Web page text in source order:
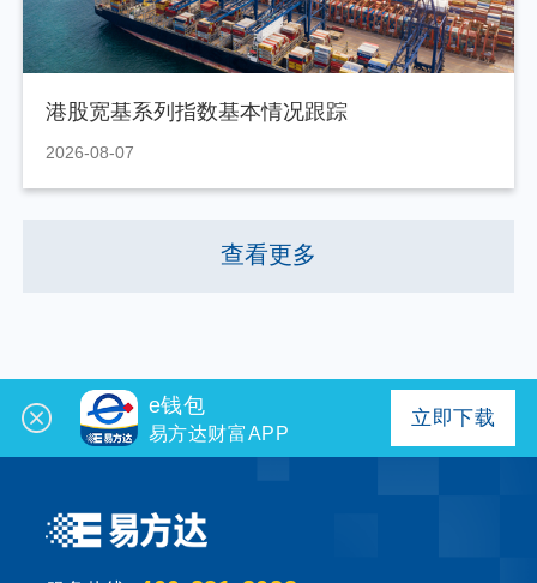
港股宽基系列指数基本情况跟踪
2026-08-07
查看更多
e钱包
易方达财富APP
立即下载